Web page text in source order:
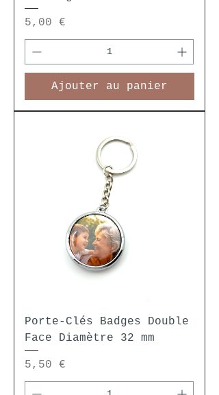
Prix
5,00 €
Ajouter au panier
Porte-Clés Badges Double
Face Diamètre 32 mm
Prix
5,50 €